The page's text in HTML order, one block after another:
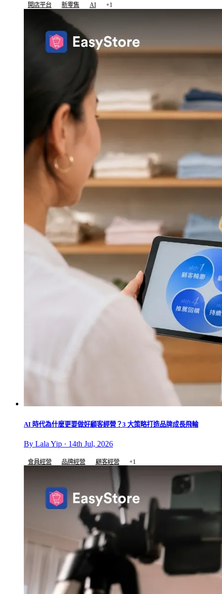
開店平台 新零售 AI +1
AI 時代為什麼更要做好顧客經營？3 大策略打造品牌成長飛輪
By Lala Yip · 14th Jul, 2026
會員經營 品牌經營 顧客經營 +1